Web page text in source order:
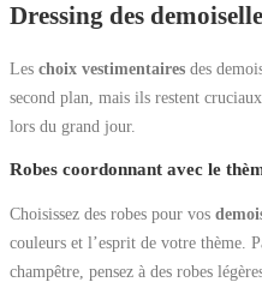
Dressing des
Les choix vestimentaires des
second plan, mais ils restent
lors du grand jour.
Robes coordonnant avec le
Choisissez des robes pour vos
couleurs et l’esprit de votre thème.
champêtre, pensez à des robes